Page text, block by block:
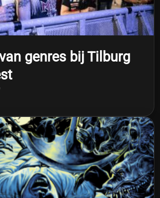
genres bij Tilburg